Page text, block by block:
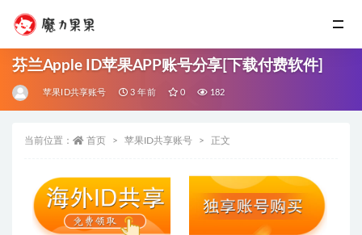
芬兰Apple ID苹果APP账号分享[下载付费软件]
苹果ID共享账号 3 年前 0 182
当前位置： 首页 苹果ID共享账号 正文